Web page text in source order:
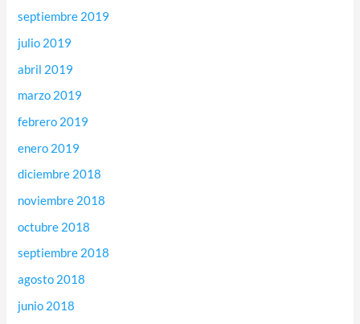
septiembre 2019
julio 2019
abril 2019
marzo 2019
febrero 2019
enero 2019
diciembre 2018
noviembre 2018
octubre 2018
septiembre 2018
agosto 2018
junio 2018